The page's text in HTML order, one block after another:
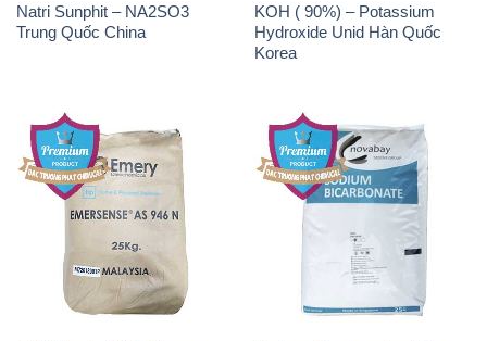
Natri Sunphit – NA2SO3
Trung Quốc China
KOH ( 90%) – Potassium
Hydroxide Unid Hàn Quốc
Korea